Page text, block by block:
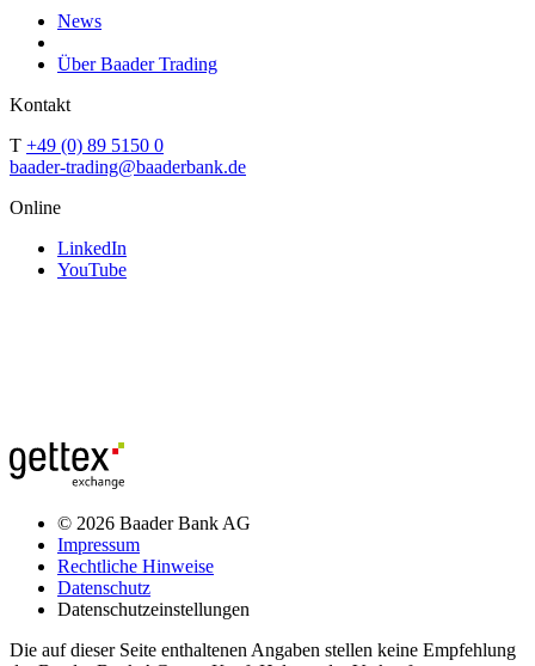
News
Über Baader Trading
Kontakt
T +49 (0) 89 5150 0
baader-trading@baaderbank.de
Online
LinkedIn
YouTube
© 2026 Baader Bank AG
Impressum
Rechtliche Hinweise
Datenschutz
Datenschutzeinstellungen
Die auf dieser Seite enthaltenen Angaben stellen keine Empfehlung